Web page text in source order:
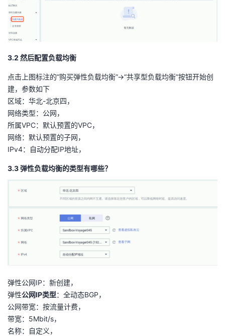
3.2 然后配置负载均衡
点击上图标注的“购买弹性负载均衡”->“共享型负载均衡”按钮开始创
建，参数如下
区域：华北-北京四，
网络类型：公网，
所属VPC：默认预置的VPC，
网络：默认预置的子网，
IPv4：自动分配IP地址，
3.3 弹性负载均衡的类型有哪些？
弹性公网IP：新创建，
弹性公网IP类型：全动态BGP，
公网带宽：按流量计费，
带宽：5Mbit/s，
名称：自定义，